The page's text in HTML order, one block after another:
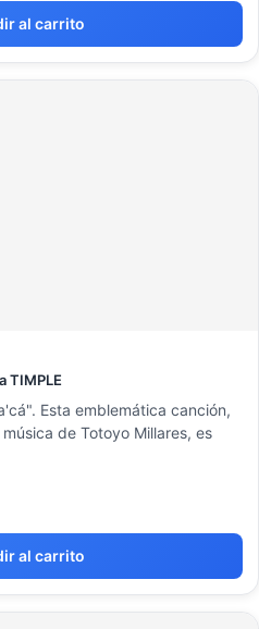
al carrito
TIMPLE
Esta emblemática canción,
de Totoyo Millares, es
al carrito